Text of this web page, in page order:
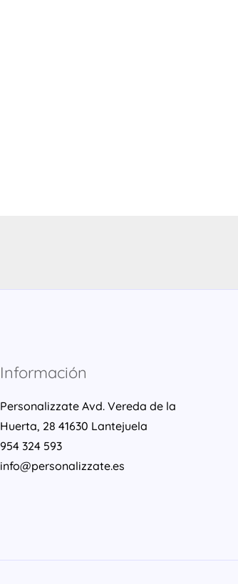
Información
Personalizzate Avd. Vereda de la
Huerta, 28 41630 Lantejuela
954 324 593
info@personalizzate.es